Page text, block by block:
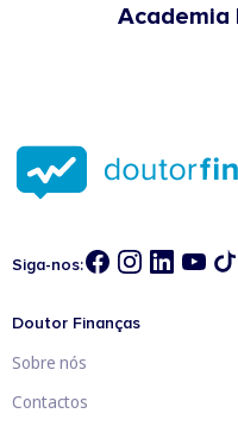
Academia
Siga-nos:
Doutor Finanças
Sobre nós
Contactos